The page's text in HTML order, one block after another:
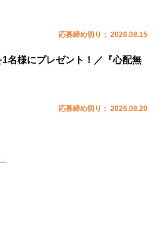
応募締め切り： 2026.08.15
名様にプレゼント！／『心配無
応募締め切り： 2026.08.20